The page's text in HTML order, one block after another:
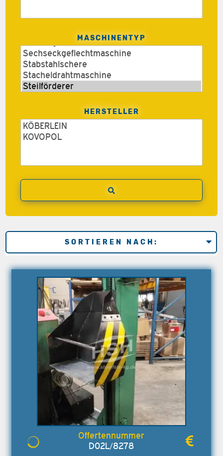
MASCHINENTYP
HERSTELLER
D02L/8278